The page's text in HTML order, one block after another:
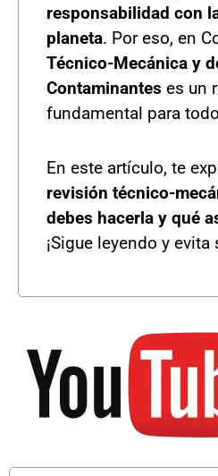
responsabilidad con
planeta. Por eso, en
Técnico-Mecánica y
Contaminantes es un
fundamental para
En este artículo, te
revisión técnico-
debes hacerla y qué
¡Sigue leyendo y